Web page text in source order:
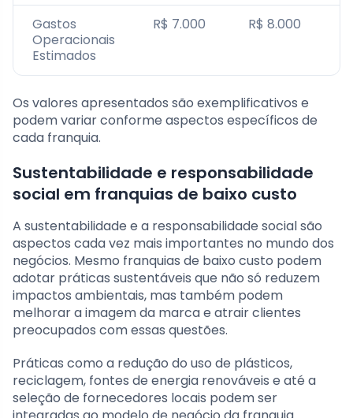
Gastos
Operacionais
Estimados
R$ 7.000 R$ 8.000
Os valores apresentados são exemplificativos e
podem variar conforme aspectos específicos de
cada franquia.
Sustentabilidade e responsabilidade
social em franquias de baixo custo
A sustentabilidade e a responsabilidade social são
aspectos cada vez mais importantes no mundo dos
negócios. Mesmo franquias de baixo custo podem
adotar práticas sustentáveis que não só reduzem
impactos ambientais, mas também podem
melhorar a imagem da marca e atrair clientes
preocupados com essas questões.
Práticas como a redução do uso de plásticos,
reciclagem, fontes de energia renováveis e até a
seleção de fornecedores locais podem ser